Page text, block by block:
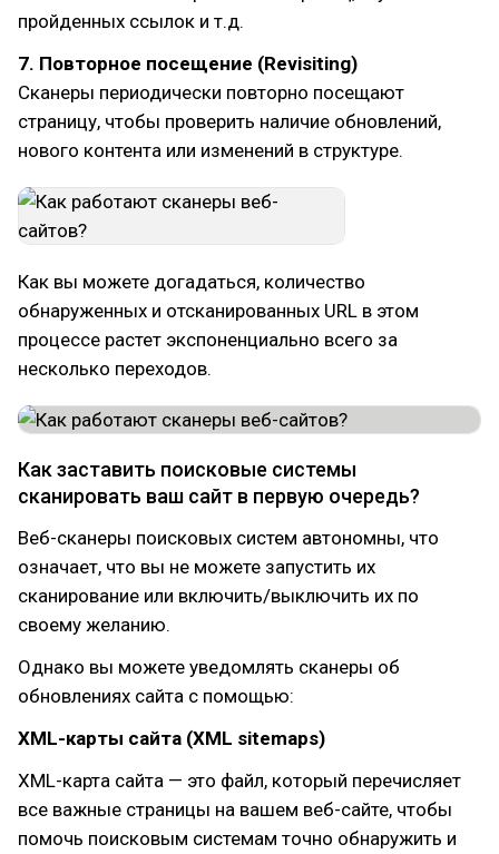
пройденных ссылок и т.д.
7. Повторное посещение (Revisiting)
Сканеры периодически повторно посещают
страницу, чтобы проверить наличие обновлений,
нового контента или изменений в структуре.
Как вы можете догадаться, количество
обнаруженных и отсканированных URL в этом
процессе растет экспоненциально всего за
несколько переходов.
Как заставить поисковые системы
сканировать ваш сайт в первую очередь?
Веб-сканеры поисковых систем автономны, что
означает, что вы не можете запустить их
сканирование или включить/выключить их по
своему желанию.
Однако вы можете уведомлять сканеры об
обновлениях сайта с помощью:
XML-карты сайта (XML sitemaps)
XML-карта сайта — это файл, который перечисляет
все важные страницы на вашем веб-сайте, чтобы
помочь поисковым системам точно обнаружить и